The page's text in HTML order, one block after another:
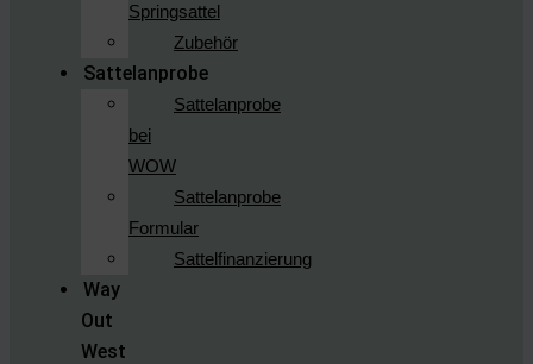
Springsattel
Zubehör
Sattelanprobe
Sattelanprobe
bei
WOW
Sattelanprobe
Formular
Sattelfinanzierung
Way
Out
West